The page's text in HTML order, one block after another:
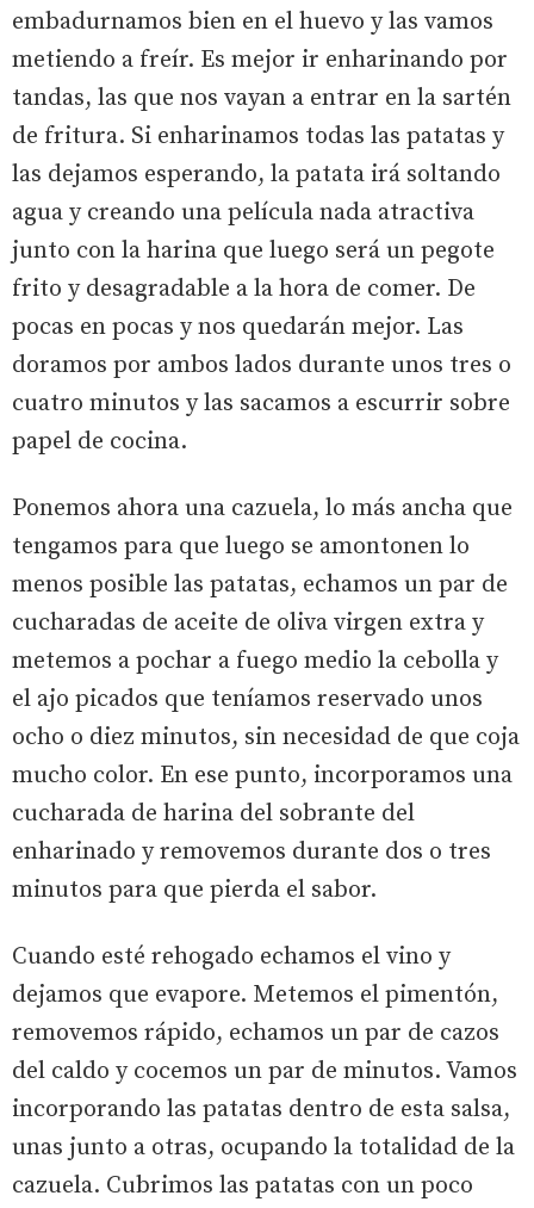
embadurnamos bien en el huevo y las vamos
metiendo a freír. Es mejor ir enharinando por
tandas, las que nos vayan a entrar en la sartén
de fritura. Si enharinamos todas las patatas y
las dejamos esperando, la patata irá soltando
agua y creando una película nada atractiva
junto con la harina que luego será un pegote
frito y desagradable a la hora de comer. De
pocas en pocas y nos quedarán mejor. Las
doramos por ambos lados durante unos tres o
cuatro minutos y las sacamos a escurrir sobre
papel de cocina.
Ponemos ahora una cazuela, lo más ancha que
tengamos para que luego se amontonen lo
menos posible las patatas, echamos un par de
cucharadas de aceite de oliva virgen extra y
metemos a pochar a fuego medio la cebolla y
el ajo picados que teníamos reservado unos
ocho o diez minutos, sin necesidad de que coja
mucho color. En ese punto, incorporamos una
cucharada de harina del sobrante del
enharinado y removemos durante dos o tres
minutos para que pierda el sabor.
Cuando esté rehogado echamos el vino y
dejamos que evapore. Metemos el pimentón,
removemos rápido, echamos un par de cazos
del caldo y cocemos un par de minutos. Vamos
incorporando las patatas dentro de esta salsa,
unas junto a otras, ocupando la totalidad de la
cazuela. Cubrimos las patatas con un poco